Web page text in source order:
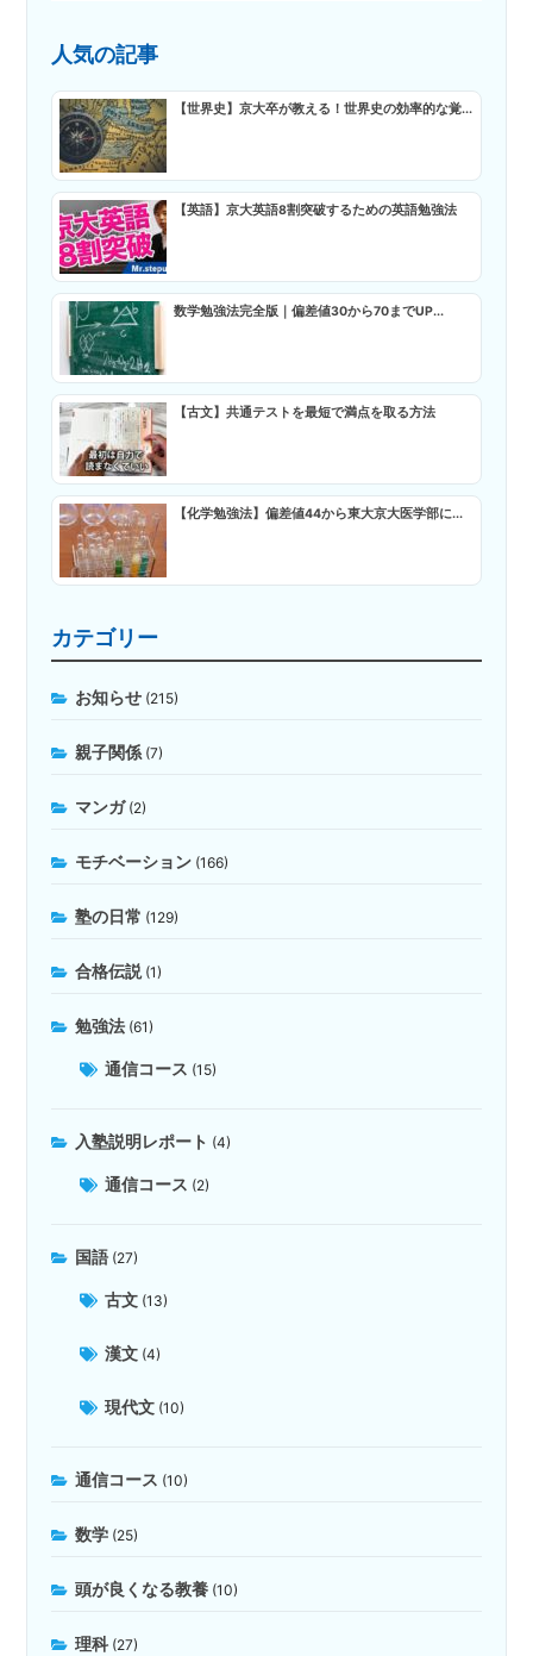
人気の記事
【世界史】京大卒が教える！世界史の効率的な覚...
【英語】京大英語8割突破するための英語勉強法
数学勉強法完全版｜偏差値30から70までUP...
【古文】共通テストを最短で満点を取る方法
【化学勉強法】偏差値44から東大京大医学部に...
カテゴリー
お知らせ (215)
親子関係 (7)
マンガ(2)
モチベーション (166)
塾の日常 (129)
合格伝説(1)
勉強法 (61)
通信コース (15)
入塾説明レポート (4)
通信コース (2)
国語 (27)
古文 (13)
漢文 (4)
現代文 (10)
通信コース (10)
数学 (25)
頭が良くなる教養 (10)
理科 (27)